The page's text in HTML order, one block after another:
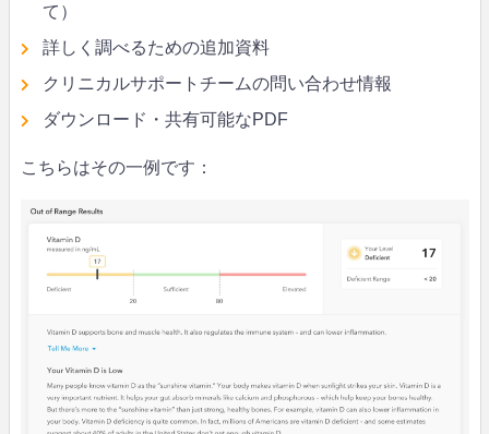
て）
詳しく調べるための追加資料
クリニカルサポートチームの問い合わせ情報
ダウンロード・共有可能なPDF
こちらはその一例です：